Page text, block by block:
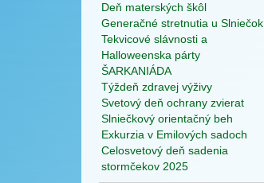
Deň materských škôl
Generačné stretnutia u Slniečok
Tekvicové slávnosti a
Halloweenska párty
ŠARKANIÁDA
Týždeň zdravej výživy
Svetový deň ochrany zvierat
Slniečkový orientačný beh
Exkurzia v Emilových sadoch
Celosvetový deň sadenia
stormčekov 2025